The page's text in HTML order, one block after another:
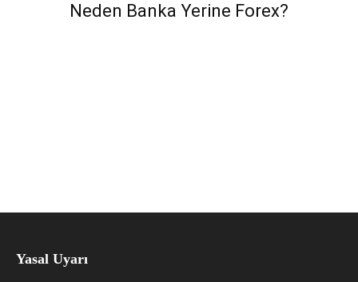
Neden Banka Yerine Forex?
Yasal Uyarı